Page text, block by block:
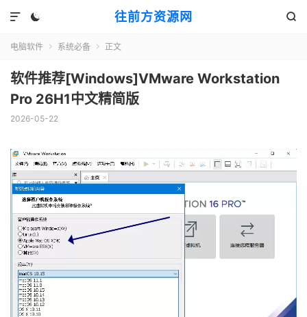
往前方资源网
 

电脑软件  系统必备  正文
软件推荐[Windows]VMware Workstation
Pro 26H1中文精简版
2026-05-22